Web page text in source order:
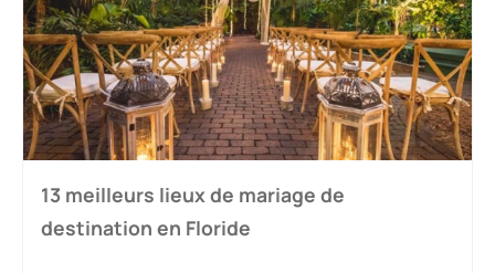
13 meilleurs lieux de mariage de
destination en Floride